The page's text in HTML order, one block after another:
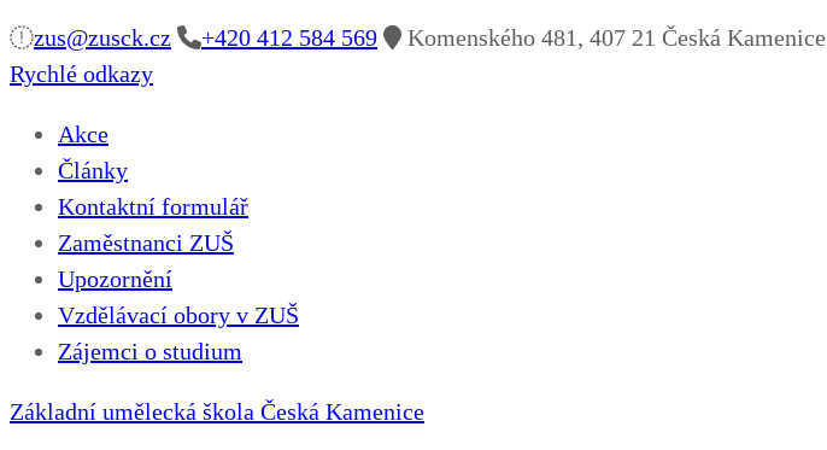
zus@zusck.cz +420 412 584 569
Komenského 481, 407 21 Česká Kamenice
Rychlé odkazy
Akce
Články
Kontaktní formulář
Zaměstnanci ZUŠ
Upozornění
Vzdělávací obory v ZUŠ
Zájemci o studium
Základní umělecká škola Česká Kamenice